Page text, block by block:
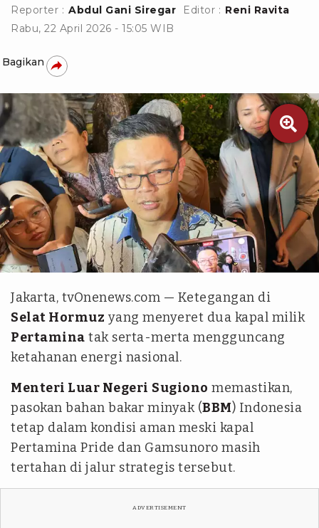
Reporter : Abdul Gani Siregar Editor : Reni Ravita
Rabu, 22 April 2026 - 15:05 WIB
Bagikan

tvOnenews/Abdul Gani Siregar
Jakarta, tvOnenews.com — Ketegangan di
Selat Hormuz yang menyeret dua kapal milik
Pertamina tak serta-merta mengguncang
ketahanan energi nasional.
Menteri Luar Negeri Sugiono memastikan,
pasokan bahan bakar minyak (BBM) Indonesia
tetap dalam kondisi aman meski kapal
Pertamina Pride dan Gamsunoro masih
tertahan di jalur strategis tersebut.
ADVERTISEMENT